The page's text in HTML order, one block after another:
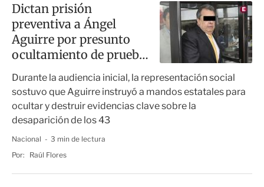
Dictan prisión
preventiva a Ángel
Aguirre por presunto
ocultamiento de pruebas
Durante la audiencia inicial, la representación social
sostuvo que Aguirre instruyó a mandos estatales para
ocultar y destruir evidencias clave sobre la
desaparición de los 43
Nacional
3 min de lectura
Por:
Raúl Flores